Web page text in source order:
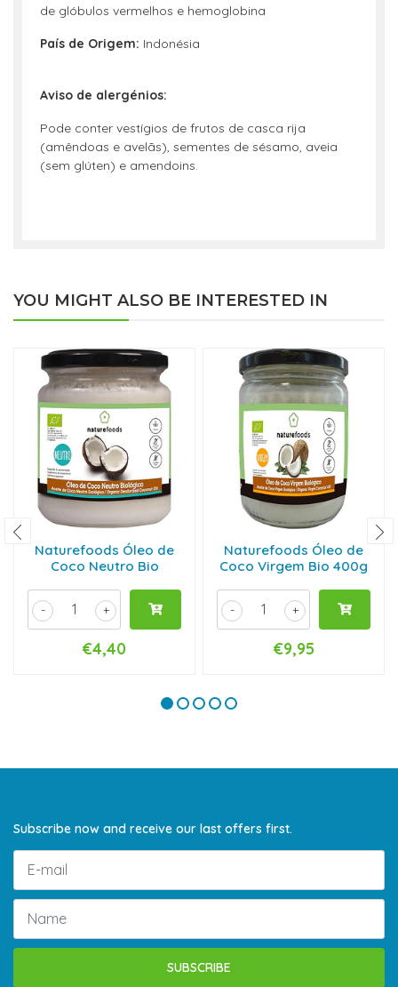
de glóbulos vermelhos e hemoglobina
País de Origem: Indonésia
Aviso de alergénios:
Pode conter vestígios de frutos de casca rija
(amêndoas e avelãs), sementes de sésamo, aveia
(sem glúten) e amendoins.
YOU MIGHT ALSO BE INTERESTED IN
Naturefoods Óleo de
Coco Neutro Bio
+
-
€4,40
Naturefoods Óleo de
Coco Virgem Bio 400g
+
-
€9,95
Subscribe now and receive our last offers first.
SUBSCRIBE